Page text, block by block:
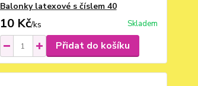
Balonky latexové s číslem 40
10 Kč/ks Skladem
Přidat do košíku